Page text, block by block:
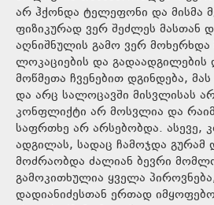
არ ჰქონდა ტელეფონი და მისმა
ფიზიკურად ვერ შეძლეს მასთან
აღნიშნულის გამო ვერ მოხერხდა
ლოკაციების და გადაადგილების
მოწმეთა ჩვენებით დგინდება,
და არც სალოცავში მისვლისას
კონფლიქტი არ მოსვლია და
საფრთხე არ არსებობდა. ასევე,
ადგილას, სადაც ჩამოჯდა გურამ
მოძრაობდა ძალიან ბევრი
გამოკითხულია ყველა
დადიანიძესთან ერთად